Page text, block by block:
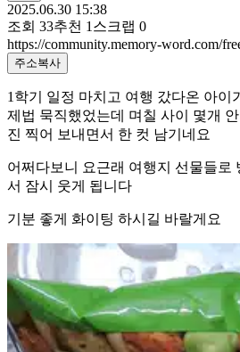
2025.06.30 15:38
조회 33추천 1 스크랩 0
https://community.memory-word.com/
주소복사
1학기 일정 마치고 여행 갔다온 아이
제법 묵직했었는데 며칠 사이 몇개
진 찍어 보내면서 한 컷 남기네요
어쩌다보니 요근래 여행지 선물들로
서 잠시 웃게 됩니다
기분 좋게 화이팅 하시길 바랄게요